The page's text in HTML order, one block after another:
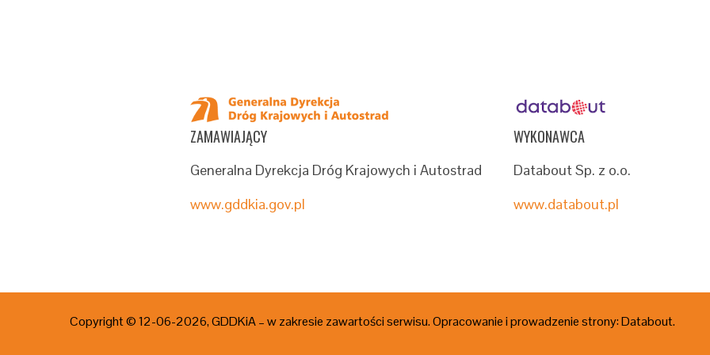
ZAMAWIAJĄCY
Generalna Dyrekcja Dróg Krajowych i Autostrad
www.gddkia.gov.pl
WYKONAWCA
Databout Sp. z o.o.
www.databout.pl
Copyright © 12-06-2026, GDDKiA – w zakresie zawartości serwisu. Opracowanie i prowadzenie strony: Databout.